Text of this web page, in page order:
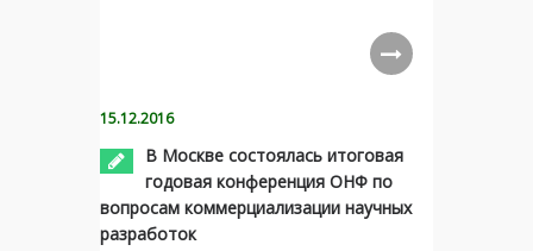
15.12.2016
В Москве состоялась итоговая
годовая конференция ОНФ по
вопросам коммерциализации научных
разработок